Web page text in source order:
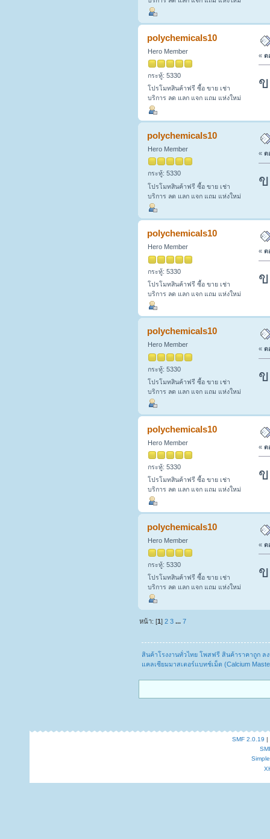
polychemicals10
Hero Member
กระทู้: 5330
โปรโมทสินค้าฟรี ซื้อ ขาย เช่า
บริการ ลด แลก แจก แถม แห่งใหม่
« ต
polychemicals10
Hero Member
กระทู้: 5330
โปรโมทสินค้าฟรี ซื้อ ขาย เช่า
บริการ ลด แลก แจก แถม แห่งใหม่
« ต
polychemicals10
Hero Member
กระทู้: 5330
โปรโมทสินค้าฟรี ซื้อ ขาย เช่า
บริการ ลด แลก แจก แถม แห่งใหม่
« ต
polychemicals10
Hero Member
กระทู้: 5330
โปรโมทสินค้าฟรี ซื้อ ขาย เช่า
บริการ ลด แลก แจก แถม แห่งใหม่
« ต
polychemicals10
Hero Member
กระทู้: 5330
โปรโมทสินค้าฟรี ซื้อ ขาย เช่า
บริการ ลด แลก แจก แถม แห่งใหม่
« ต
polychemicals10
Hero Member
กระทู้: 5330
โปรโมทสินค้าฟรี ซื้อ ขาย เช่า
บริการ ลด แลก แจก แถม แห่งใหม่
« ต
หน้า: [1]2 3 ...7
สินค้าโรงงานทั่วไทย โพสฟรี สินค้าราคาถูก ล
แคลเซียมมาสเตอร์แบทช์เม็ด (Calcium
SMF 2.0.19 |